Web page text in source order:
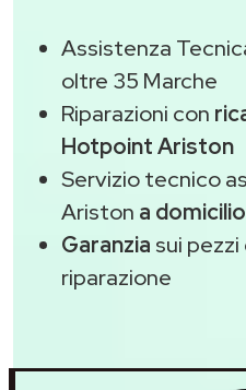
Assistenza
oltre 35 Marche
Riparazioni con
Hotpoint Ariston
Servizio tecnico
Ariston a
Garanzia sui pezzi
riparazione